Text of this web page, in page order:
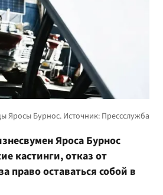
Яроса Бурнос
кастинги, отказ от
право оставаться собой в